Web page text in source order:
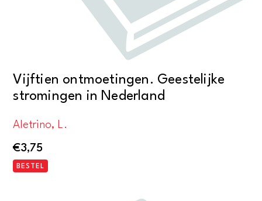
Vijftien ontmoetingen. Geestelijke
stromingen in Nederland
Aletrino, L.
€3,75
BESTEL